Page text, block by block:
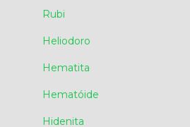
Rubi
Heliodoro
Hematita
Hematóide
Hidenita